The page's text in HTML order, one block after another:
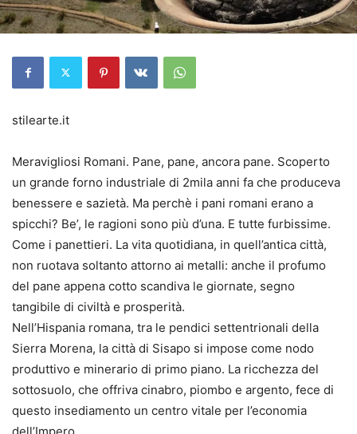
stilearte.it
Meravigliosi Romani. Pane, pane, ancora pane. Scoperto
un grande forno industriale di 2mila anni fa che produceva
benessere e sazietà. Ma perchè i pani romani erano a
spicchi? Be’, le ragioni sono più d’una. E tutte furbissime.
Come i panettieri. La vita quotidiana, in quell’antica città,
non ruotava soltanto attorno ai metalli: anche il profumo
del pane appena cotto scandiva le giornate, segno
tangibile di civiltà e prosperità.
Nell’Hispania romana, tra le pendici settentrionali della
Sierra Morena, la città di Sisapo si impose come nodo
produttivo e minerario di primo piano. La ricchezza del
sottosuolo, che offriva cinabro, piombo e argento, fece di
questo insediamento un centro vitale per l’economia